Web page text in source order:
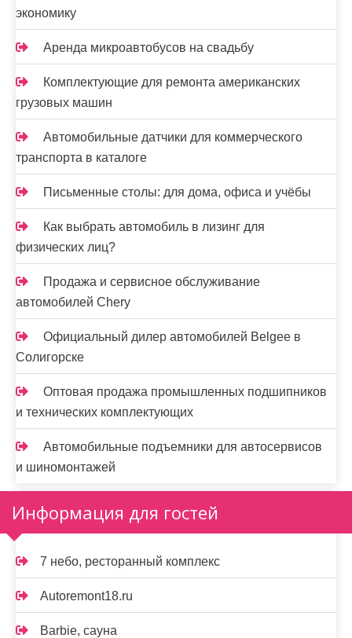
экономику
Аренда микроавтобусов на свадьбу
Комплектующие для ремонта американских
грузовых машин
Автомобильные датчики для коммерческого
транспорта в каталоге
Письменные столы: для дома, офиса и учёбы
Как выбрать автомобиль в лизинг для
физических лиц?
Продажа и сервисное обслуживание
автомобилей Chery
Официальный дилер автомобилей Belgee в
Солигорске
Оптовая продажа промышленных подшипников
и технических комплектующих
Автомобильные подъемники для автосервисов
и шиномонтажей
Информация для гостей
7 небо, ресторанный комплекс
Autoremont18.ru
Barbie, сауна